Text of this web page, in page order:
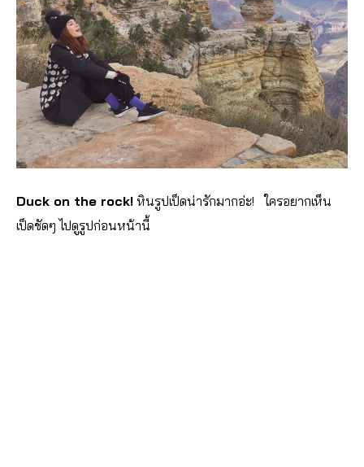
Duck on the rock! หินรูปเป็ดน่ารักมากอ่ะ! ใครอยากเห็น
เป็ดชัดๆ ไปดูรูปก่อนหน้านี้